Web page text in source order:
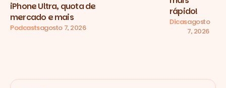
iPhone Ultra, quota de
mercado e mais
Podcastsagosto 7, 2026
rápido!
Dicasagosto
7, 2026